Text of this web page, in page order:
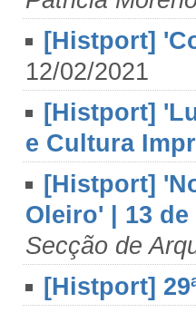
[Histport]
12/02/2021
[Histport]
e Cultura
[Histport]
Oleiro' | 13
Secção de
[Histport]